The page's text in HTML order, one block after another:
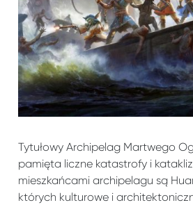
Tytułowy Archipelag Martwego
pamięta liczne katastrofy i
mieszkańcami archipelagu są
których kulturowe i